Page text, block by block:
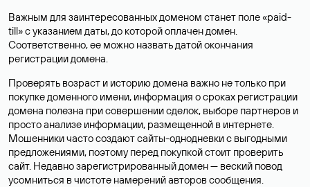
Важным для заинтересованных доменом станет поле «paid-
till» с указанием даты, до которой оплачен домен.
Соответственно, ее можно назвать датой окончания
регистрации домена.
Проверять возраст и историю домена важно не только при
покупке доменного имени, информация о сроках регистрации
домена полезна при совершении сделок, выборе партнеров и
просто анализе информации, размещенной в интернете.
Мошенники часто создают сайты-однодневки с выгодными
предложениями, поэтому перед покупкой стоит проверить
сайт. Недавно зарегистрированный домен — веский повод
усомниться в чистоте намерений авторов сообщения.